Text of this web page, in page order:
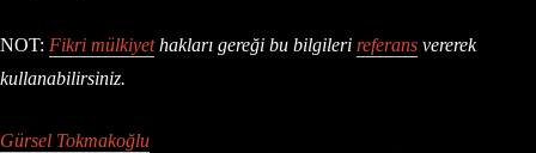
NOT: Fikri mülkiyethakları gereği bu bilgileri referans vererek
kullanabilirsiniz.
Gürsel Tokmakoğlu